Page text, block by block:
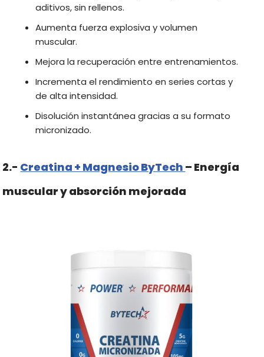
aditivos, sin rellenos.
Aumenta fuerza explosiva y volumen
muscular.
Mejora la recuperación entre entrenamientos.
Incrementa el rendimiento en series cortas y
de alta intensidad.
Disolución instantánea gracias a su formato
micronizado.
2.- Creatina + Magnesio ByTech – Energía
muscular y absorción mejorada